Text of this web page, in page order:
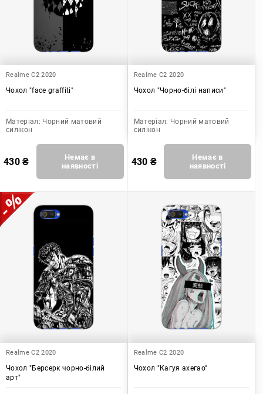
Realme C2 2020
Чохол "face graffiti"
Матеріал: Чорний матовий
силікон
430₴
Немає в
наявності
Realme C2 2020
Чохол "Чорно-білі написи"
Матеріал: Чорний матовий
силікон
430 ₴
Немає в
наявності
Realme C2 2020
Чохол "Берсерк чорно-білий
арт"
Realme C2 2020
Чохол "Кагуя ахегао"